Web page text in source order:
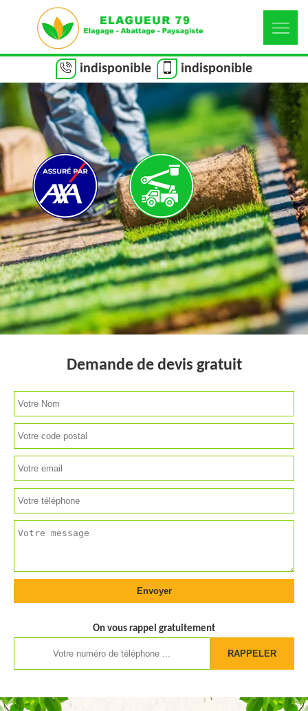
indisponible indisponible
Demande de devis gratuit
On vous rappel gratuitement